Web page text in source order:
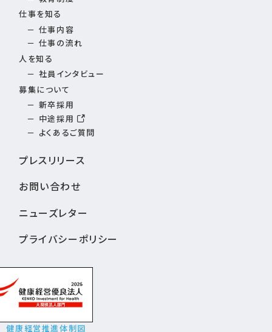
仕事を知る
仕事内容
仕事の流れ
人を知る
社員インタビュー
募集について
新卒採用
中途採用
よくあるご質問
プレスリリース
お問い合わせ
ニューズレター
プライバシーポリシー
健康経営推進体制図